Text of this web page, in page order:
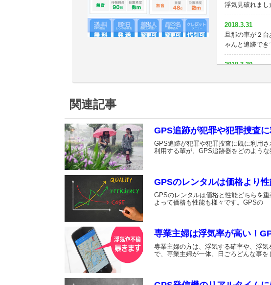
2018.1.24
20日間のレン
謝料が振り込ま
を歩めそうです
2018.1.20
主人がちゃん
2018.1.19
毎日ドキドキし
2018.1.8
浮気調査で使っ
2018.1.5
すごく丁寧な
2017.12.29
2017.12.28
2回目のレンタ
できるぜ！
2018.2.12
妻の嘘を暴く
2018.2.11
怪しい飲み会
2018.2.7
尾行しやすいで
2018.1.31
2018.1.29
店舗があるの
す！
推奨取付が車と
うですね
浮気見破れまし
2018.3.31
旦那の車が２
ゃんと追跡でき
2018.3.30
2018.3.28
この値段で浮
2018.3.17
2018.3.15
自動検索がい
2018.3.7
意外と安い
関連記事
GPS追跡が犯罪や犯罪捜査
GPS追跡が犯罪や犯罪捜査に既に利用
利用する輩が、GPS追跡器をどのような
GPSのレンタルは価格より
GPSのレンタルは価格と性能どちらを
よって価格も性能も様々です。GPSの
専業主婦は浮気率が高い！
専業主婦の方は、浮気する確率や、浮
で、専業主婦が一体、日ごろどんな事を